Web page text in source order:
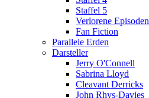
Staffel 5
Verlorene Episoden
Fan Fiction
Parallele Erden
Darsteller
Jerry O'Connell
Sabrina Lloyd
Cleavant Derricks
John Rhys-Davies